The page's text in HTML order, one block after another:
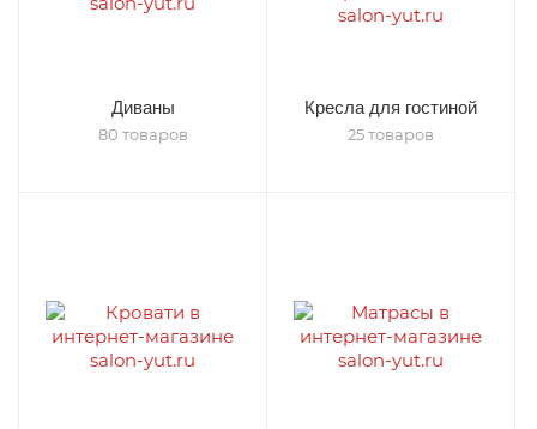
Диваны
80 товаров
Кресла для гостиной
25 товаров